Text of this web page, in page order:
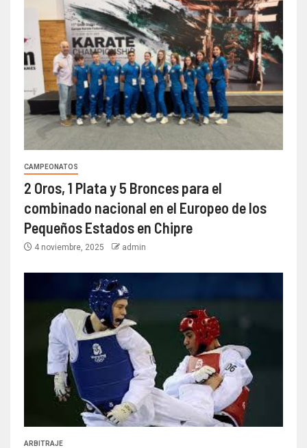
CAMPEONATOS
2 Oros, 1 Plata y 5 Bronces para el
combinado nacional en el Europeo de los
Pequeños Estados en Chipre
4 noviembre, 2025 admin
ARBITRAJE